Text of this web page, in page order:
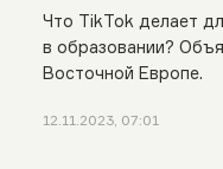
Что TikTok делает
в образовании?
Восточной Европе.
12.11.2023, 07:01